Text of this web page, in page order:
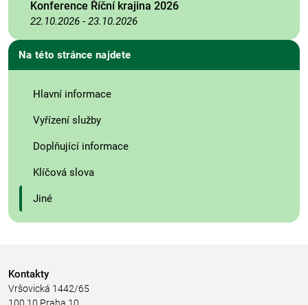
Konference Říční krajina 2026
22.10.2026 - 23.10.2026
Na této stránce najdete
Hlavní informace
Vyřízení služby
Doplňující informace
Klíčová slova
Jiné
Kontakty
Vršovická 1442/65